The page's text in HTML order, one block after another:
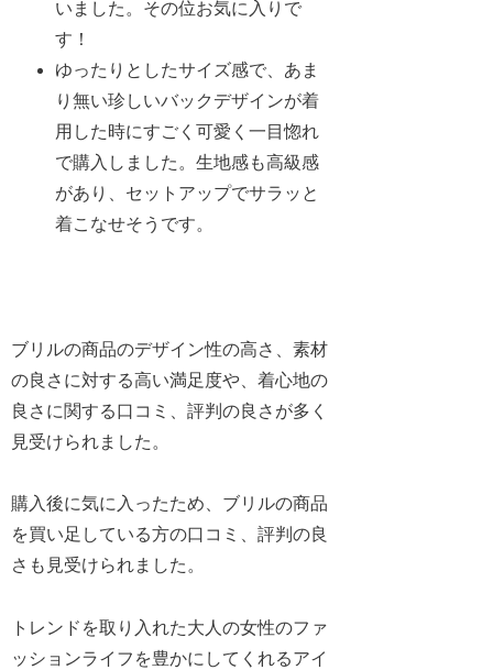
いました。その位お気に入りで
す！
ゆったりとしたサイズ感で、あま
り無い珍しいバックデザインが着
用した時にすごく可愛く一目惚れ
で購入しました。生地感も高級感
があり、セットアップでサラッと
着こなせそうです。
ブリルの商品のデザイン性の高さ、素材
の良さに対する高い満足度や、着心地の
良さに関する口コミ、評判の良さが多く
見受けられました。
購入後に気に入ったため、ブリルの商品
を買い足している方の口コミ、評判の良
さも見受けられました。
トレンドを取り入れた大人の女性のファ
ッションライフを豊かにしてくれるアイ